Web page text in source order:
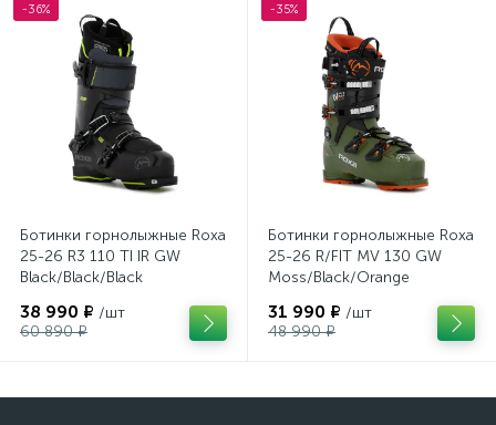
-36%
Ботинки горнолыжные Roxa
25-26 R3 110 TI IR GW
Black/Black/Black
38 990 ₽ /шт
60 890 ₽
-35%
Ботинки горнолыжные Roxa
25-26 R/FIT MV 130 GW
Moss/Black/Orange
31 990 ₽ /шт
48 990 ₽